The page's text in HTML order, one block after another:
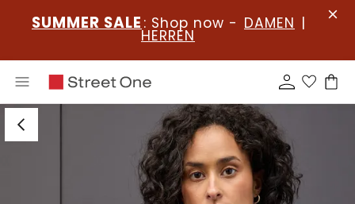
SUMMER SALE : Shop now - DAMEN |
HERREN